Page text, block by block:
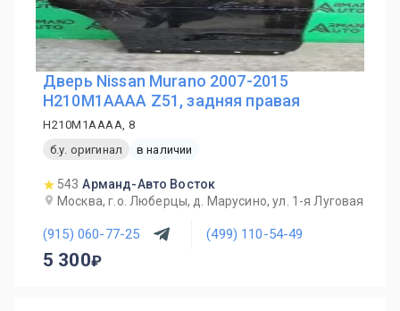
Дверь Nissan Murano 2007-2015
H210M1AAAA Z51, задняя правая
H210M1AAAA, 8
б.у. оригинал
в наличии
543 Арманд-Авто Восток
Москва, г.о. Люберцы, д. Марусино, ул. 1-я Луговая
(915) 060-77-25 (499) 110-54-49
5 300